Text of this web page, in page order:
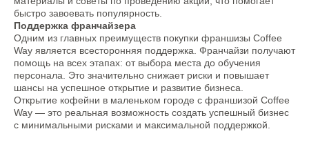
быстро завоевать популярность.
Поддержка франчайзера
Одним из главных преимуществ покупки франшизы Coffee
Way является всесторонняя поддержка. Франчайзи получают
помощь на всех этапах: от выбора места до обучения
персонала. Это значительно снижает риски и повышает
шансы на успешное открытие и развитие бизнеса.
Открытие кофейни в маленьком городе с франшизой Coffee
Way — это реальная возможность создать успешный бизнес
с минимальными рисками и максимальной поддержкой.
вк yt
info@coffeeway.ru
Для гостя
Франшиза
О бренде
Обжарка кофе
Работа в Coffee
Way
Контакты
Новости
tg
макс
дзен